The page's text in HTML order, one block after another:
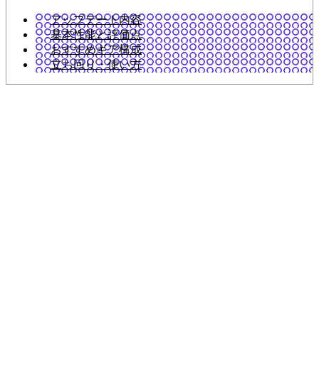
アップデート内容
基本性能と評価点
おすすめギア構成
立ち回り・使い方